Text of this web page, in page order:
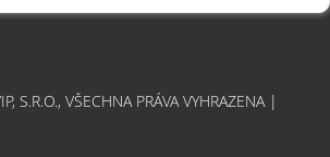
S.R.O., VŠECHNA PRÁVA VYHRAZENA |